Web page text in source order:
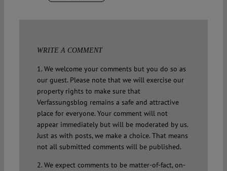
WRITE A COMMENT
1. We welcome your comments but you do so as
our guest. Please note that we will exercise our
property rights to make sure that
Verfassungsblog remains a safe and attractive
place for everyone. Your comment will not
appear immediately but will be moderated by us.
Just as with posts, we make a choice. That means
not all submitted comments will be published.
2. We expect comments to be matter-of-fact, on-